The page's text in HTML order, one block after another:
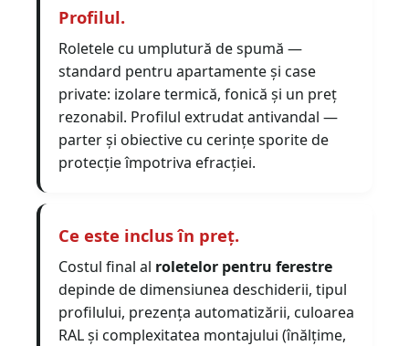
Profilul.
Roletele cu umplutură de spumă —
standard pentru apartamente și case
private: izolare termică, fonică și un preț
rezonabil. Profilul extrudat antivandal —
parter și obiective cu cerințe sporite de
protecție împotriva efracției.
Ce este inclus în preț.
Costul final al roletelor pentru ferestre
depinde de dimensiunea deschiderii, tipul
profilului, prezența automatizării, culoarea
RAL și complexitatea montajului (înălțime,